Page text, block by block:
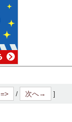
=> / 次へ→ ]